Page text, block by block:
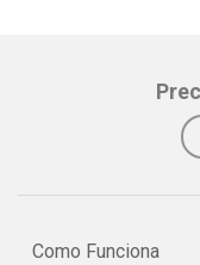
Como Funciona